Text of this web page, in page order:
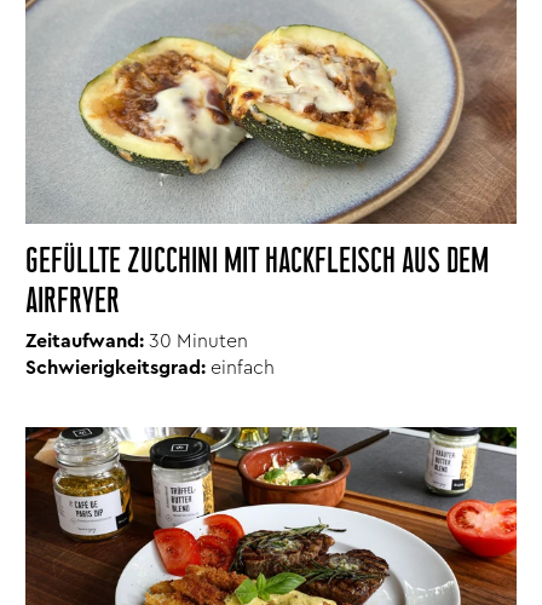
GEFÜLLTE ZUCCHINI MIT HACKFLEISCH AUS DEM
AIRFRYER
Zeitaufwand: 30 Minuten
Schwierigkeitsgrad: einfach